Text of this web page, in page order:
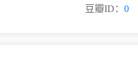
豆瓣ID： 0